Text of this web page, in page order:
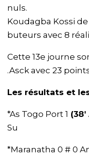
nuls.
Koudagba Kossi
buteurs avec 8
Cette 13e journe
.Asck avec 23
Les résultats et
*As Togo Port 1
Su
*Maranatha 0 # 0